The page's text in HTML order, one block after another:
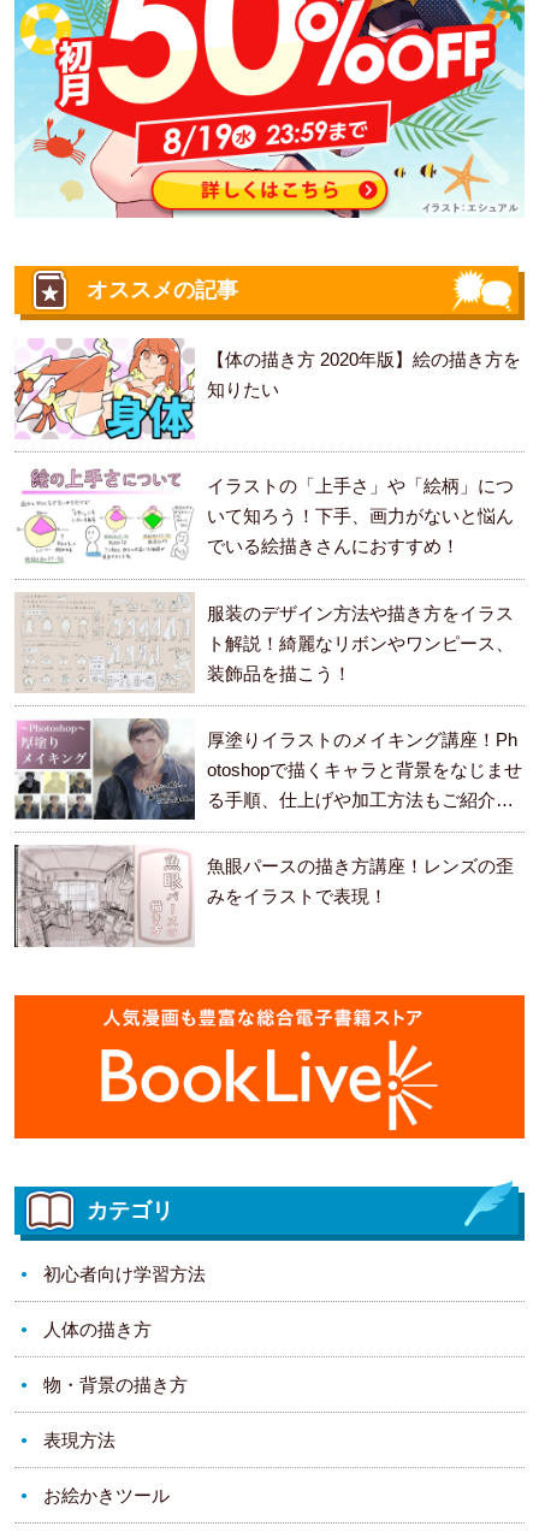
オススメの記事
【体の描き方 2020年版】絵の描き方を
知りたい
イラストの「上手さ」や「絵柄」につ
いて知ろう！下手、画力がないと悩ん
でいる絵描きさんにおすすめ！
服装のデザイン方法や描き方をイラス
ト解説！綺麗なリボンやワンピース、
装飾品を描こう！
厚塗りイラストのメイキング講座！Ph
otoshopで描くキャラと背景をなじませ
る手順、仕上げや加工方法もご紹介し
ます。
魚眼パースの描き方講座！レンズの歪
みをイラストで表現！
カテゴリ
初心者向け学習方法
人体の描き方
物・背景の描き方
表現方法
お絵かきツール